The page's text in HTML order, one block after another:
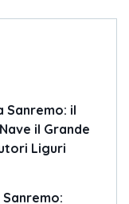
Sanremo: il
il Grande
Liguri